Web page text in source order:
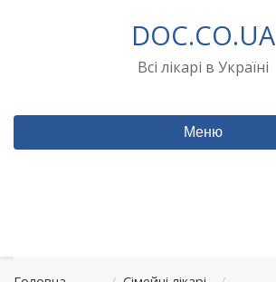
DOC.CO.UA
Всі лікарі в Україні
Меню